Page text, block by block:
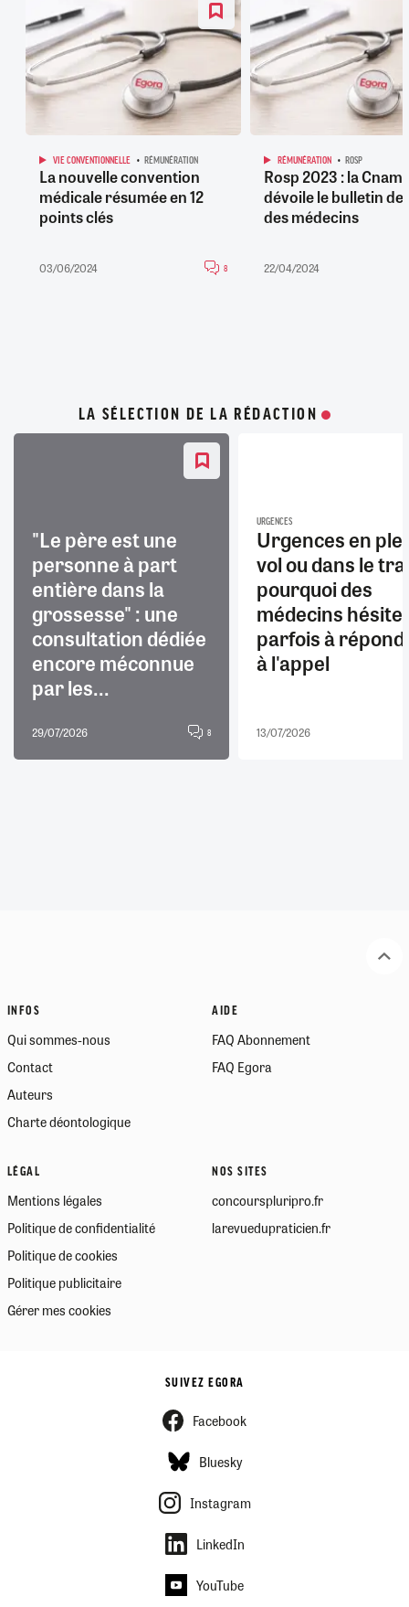
VIE CONVENTIONNELLE RÉMUNÉRATION
La nouvelle convention
médicale résumée en 12
points clés
03/06/2024 8
RÉMUNÉRATION ROSP
Rosp 2023 : la Cnam
dévoile le bulletin de
des médecins
22/04/2024
LA SÉLECTION DE LA RÉDACTION
"Le père est une
personne à part
entière dans la
grossesse" : une
consultation dédiée
encore méconnue
par les...
29/07/2026 8
URGENCES
Urgences en
vol ou dans le
pourquoi des
médecins
parfois à
à l'appel
13/07/2026
INFOS
Qui sommes-nous
Contact
Auteurs
Charte déontologique
AIDE
FAQ Abonnement
FAQ Egora
LÉGAL
Mentions légales
Politique de confidentialité
Politique de cookies
Politique publicitaire
Gérer mes cookies
NOS SITES
concourspluripro.fr
larevuedupraticien.fr
SUIVEZ EGORA
Facebook
Bluesky
Instagram
LinkedIn
YouTube